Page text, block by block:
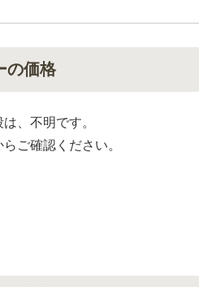
の価格
、不明です。
ご確認ください。